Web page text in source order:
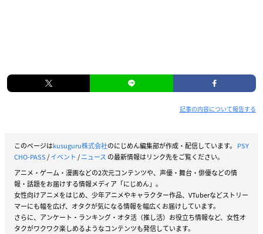
記事の内容について報告する
このページはkusuguru株式会社のにじめん編集部が作成・配信しています。 PSY
CHO-PASS/イベント /ニュース の最新情報はリンク先をご覧ください。
アニメ・ゲーム・漫画などの2次元コンテンツや、声優・舞台・俳優などの情
報・話題をお届けする情報メディア「にじめん」。
女性向けアニメをはじめ、少年アニメやキャラクター作品、VTuberなどストリー
マーにも幅を広げ、オタクが気になる情報を幅広くお届けしています。
さらに、アンケート・ランキング・オタ活（推し活）お役立ち情報など、女性オ
タクがワクワク楽しめるようなコンテンツも発信しています。